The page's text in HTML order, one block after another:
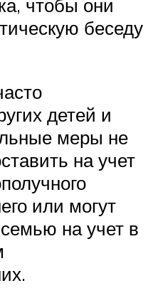
чтобы они
беседу
детей и
меры не
на учет
или могут
на учет в